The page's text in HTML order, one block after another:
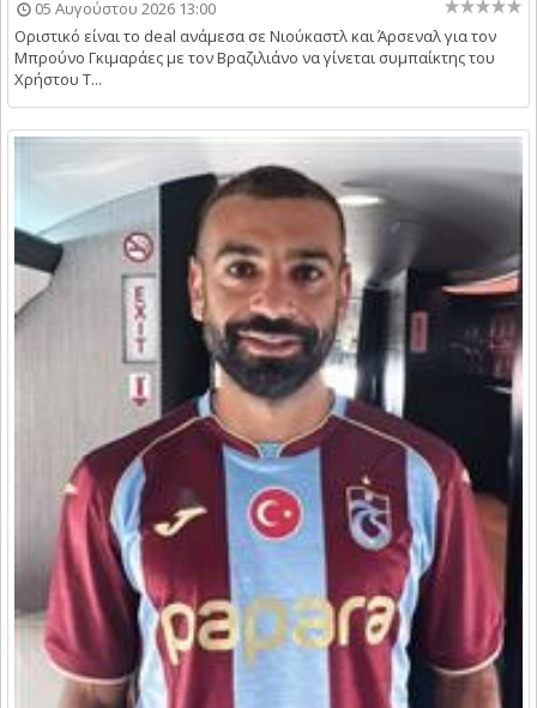
05 Αυγούστου 2026 13:00
Οριστικό είναι το deal ανάμεσα σε Νιούκαστλ και Άρσεναλ για τον
Μπρούνο Γκιμαράες με τον Βραζιλιάνο να γίνεται συμπαίκτης του
Χρήστου Τ...